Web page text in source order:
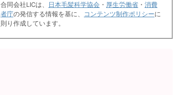
合同会社LICは、
日本毛髪科学協会 ・ 厚生労働省 ・ 消費
者庁の発信する情報を基に、 コンテンツ制作ポリシーに
則り作成しています。